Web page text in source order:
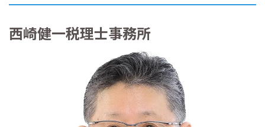
西崎健一税理士事務所